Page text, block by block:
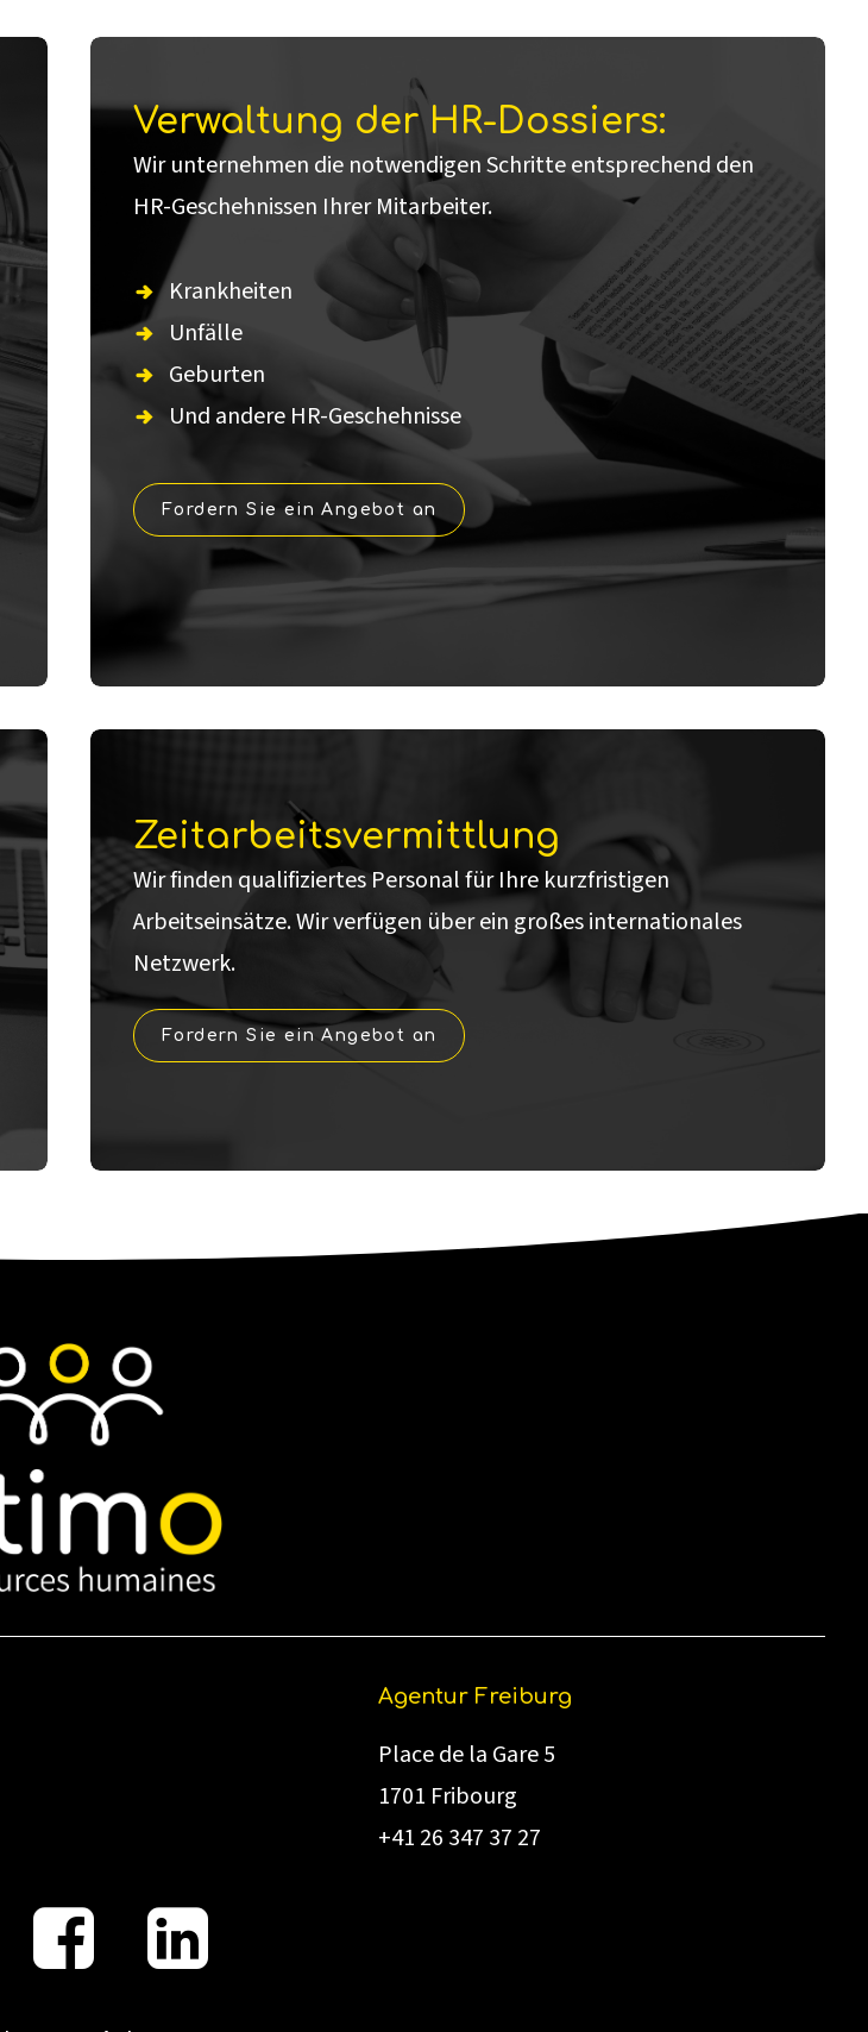
Verwaltung der HR-Dossiers:
Wir unternehmen die notwendigen Schritte entsprechend den
HR-Geschehnissen Ihrer Mitarbeiter.
Krankheiten
Unfälle
Geburten
Und andere HR-Geschehnisse
Fordern Sie ein Angebot an
Zeitarbeitsvermittlung
Wir finden qualifiziertes Personal für Ihre kurzfristigen
Arbeitseinsätze. Wir verfügen über ein großes internationales
Netzwerk.
Fordern Sie ein Angebot an
Agentur Freiburg
Place de la Gare 5
1701 Fribourg
+41 26 347 37 27